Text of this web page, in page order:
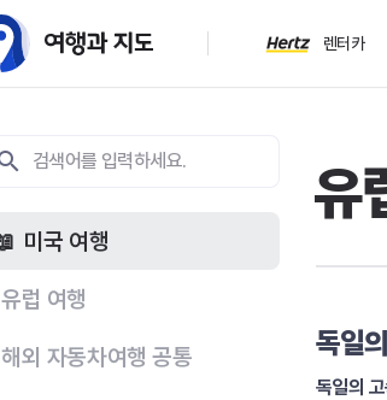
렌터카
미국 여행
유럽 여행
해외 자동차여행 공통
유
독일
독일의